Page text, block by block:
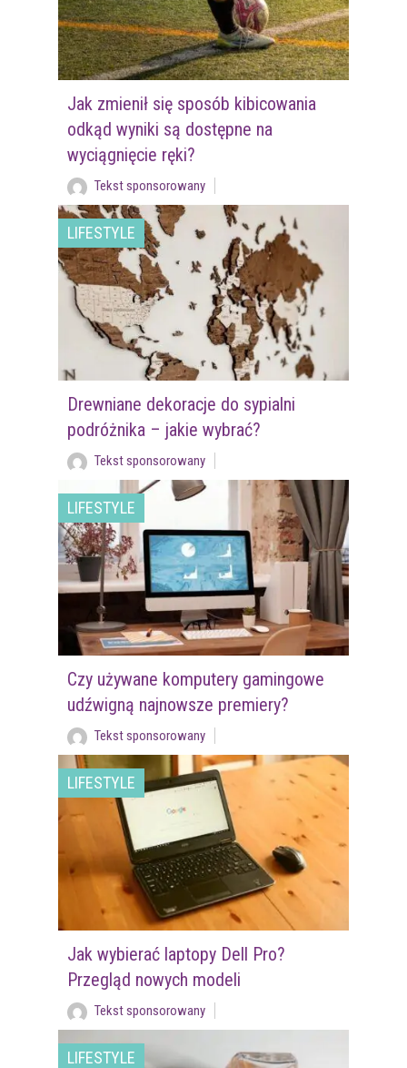
Jak zmienił się sposób kibicowania
odkąd wyniki są dostępne na
wyciągnięcie ręki?
Tekst sponsorowany
LIFESTYLE
Drewniane dekoracje do sypialni
podróżnika – jakie wybrać?
Tekst sponsorowany
LIFESTYLE
Czy używane komputery gamingowe
udźwigną najnowsze premiery?
Tekst sponsorowany
LIFESTYLE
Jak wybierać laptopy Dell Pro?
Przegląd nowych modeli
Tekst sponsorowany
LIFESTYLE